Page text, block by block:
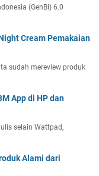
(GenBI) 6.0
Cream Pemakaian
sudah mereview produk
App di HP dan
selain Wattpad,
Alami dari